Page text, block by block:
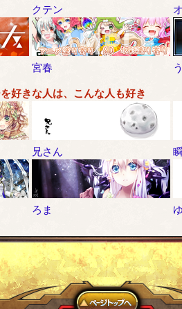
クテン
宮春
好きな人は、こんな人も好き
兄さん
ろま